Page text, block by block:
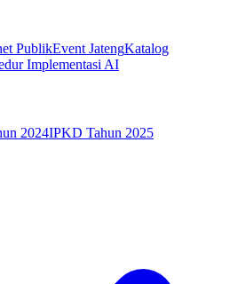
PublikEvent JatengKatalog
Implementasi AI
2024IPKD Tahun 2025